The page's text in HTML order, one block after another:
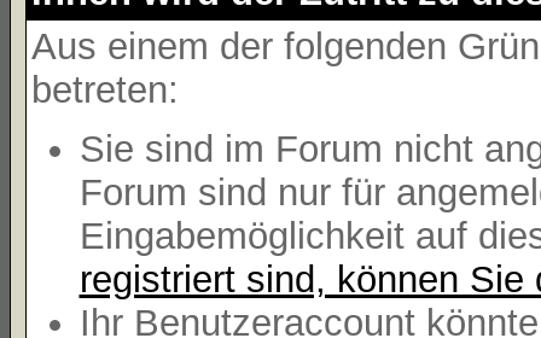
Aus einem der folgenden
betreten:
Sie sind im Forum nicht
Forum sind nur für
Eingabemöglichkeit auf
registriert sind, können Sie
Ihr Benutzeraccount